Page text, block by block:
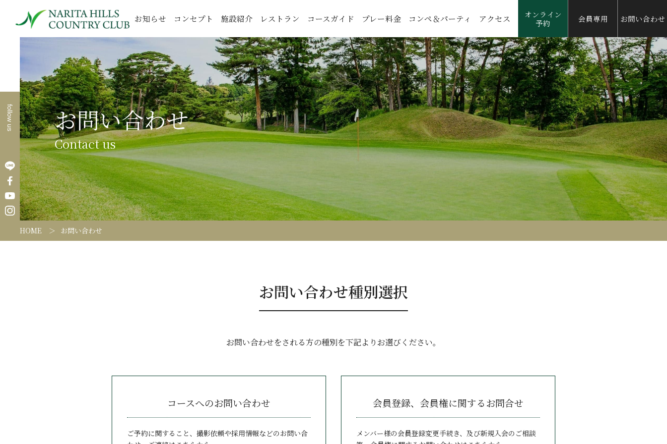
お知らせ コンセプト 施設紹介 レストラン コースガイド プレー料金 コンペ＆パーティ アクセス
オンライン
予約
会員専用 お問い合わせ
follow us お問い合わせ
Contact us
HOME お問い合わせ
お問い合わせ種別選択
お問い合わせをされる方の種別を下記よりお選びください。
コースへのお問い合わせ
ご予約に関すること、撮影依頼や採用情報などのお問い合
会員登録、会員権に関するお問合せ
メンバー様の会員登録変更手続き、及び新規入会のご相談